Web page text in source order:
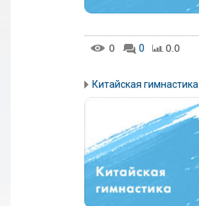
0 0 0.0
Китайская гимнастика